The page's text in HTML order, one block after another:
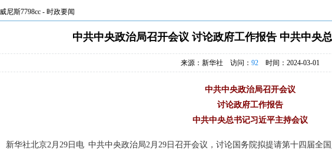
尼斯7798cc - 时政要闻
中共中央政治局召开会议 讨论政府工作报告 中共中央
来源：新华社 访问： 92 时间：2024-03-01
中共中央政治局召开会议
讨论政府工作报告
中共中央总书记习近平主持会议
新华社北京2月29日电 中共中央政治局2月29日召开会议，讨论国务院拟提请第十四届全